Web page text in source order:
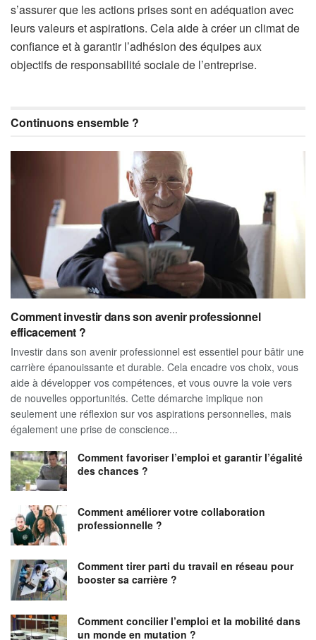
s’assurer que les actions prises sont en adéquation avec
leurs valeurs et aspirations. Cela aide à créer un climat de
confiance et à garantir l’adhésion des équipes aux
objectifs de responsabilité sociale de l’entreprise.
Continuons ensemble ?
Comment investir dans son avenir professionnel
efficacement ?
Investir dans son avenir professionnel est essentiel pour bâtir une
carrière épanouissante et durable. Cela encadre vos choix, vous
aide à développer vos compétences, et vous ouvre la voie vers
de nouvelles opportunités. Cette démarche implique non
seulement une réflexion sur vos aspirations personnelles, mais
également une prise de conscience...
Comment favoriser l’emploi et garantir l’égalité
des chances ?
Comment améliorer votre collaboration
professionnelle ?
Comment tirer parti du travail en réseau pour
booster sa carrière ?
Comment concilier l’emploi et la mobilité dans
un monde en mutation ?